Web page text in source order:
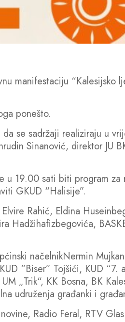
manifestaciju “Kalesijsko
ponešto.
se sadržaji realiziraju u
Sinanović, direktor JU
19.00 sati biti program za
GKUD “Halisije”.
Rahić, Eldina
Hadžihafizbegovića,
načelnikNermin
“Biser” Tojšići, KUD “7.
„Trik“, KK Bosna, BK
udruženja građanki i
Radio Feral, RTV